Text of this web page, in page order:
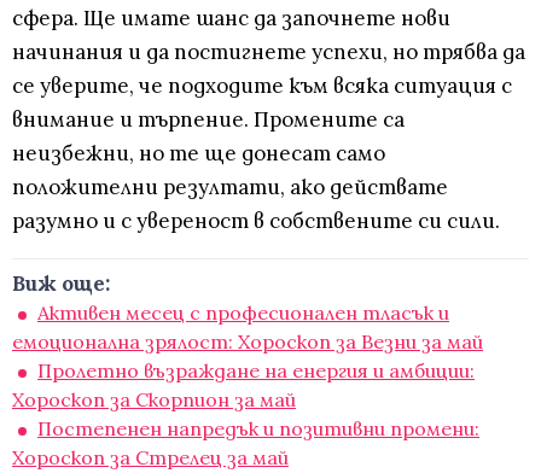
сфера. Ще имате шанс да започнете нови
начинания и да постигнете успехи, но трябва да
се уверите, че подходите към всяка ситуация с
внимание и търпение. Промените са
неизбежни, но те ще донесат само
положителни резултати, ако действате
разумно и с увереност в собствените си сили.
Виж още:
Активен месец с професионален тласък и
емоционална зрялост: Хороскоп за Везни за май
Пролетно възраждане на енергия и амбиции:
Хороскоп за Скорпион за май
Постепенен напредък и позитивни промени:
Хороскоп за Стрелец за май